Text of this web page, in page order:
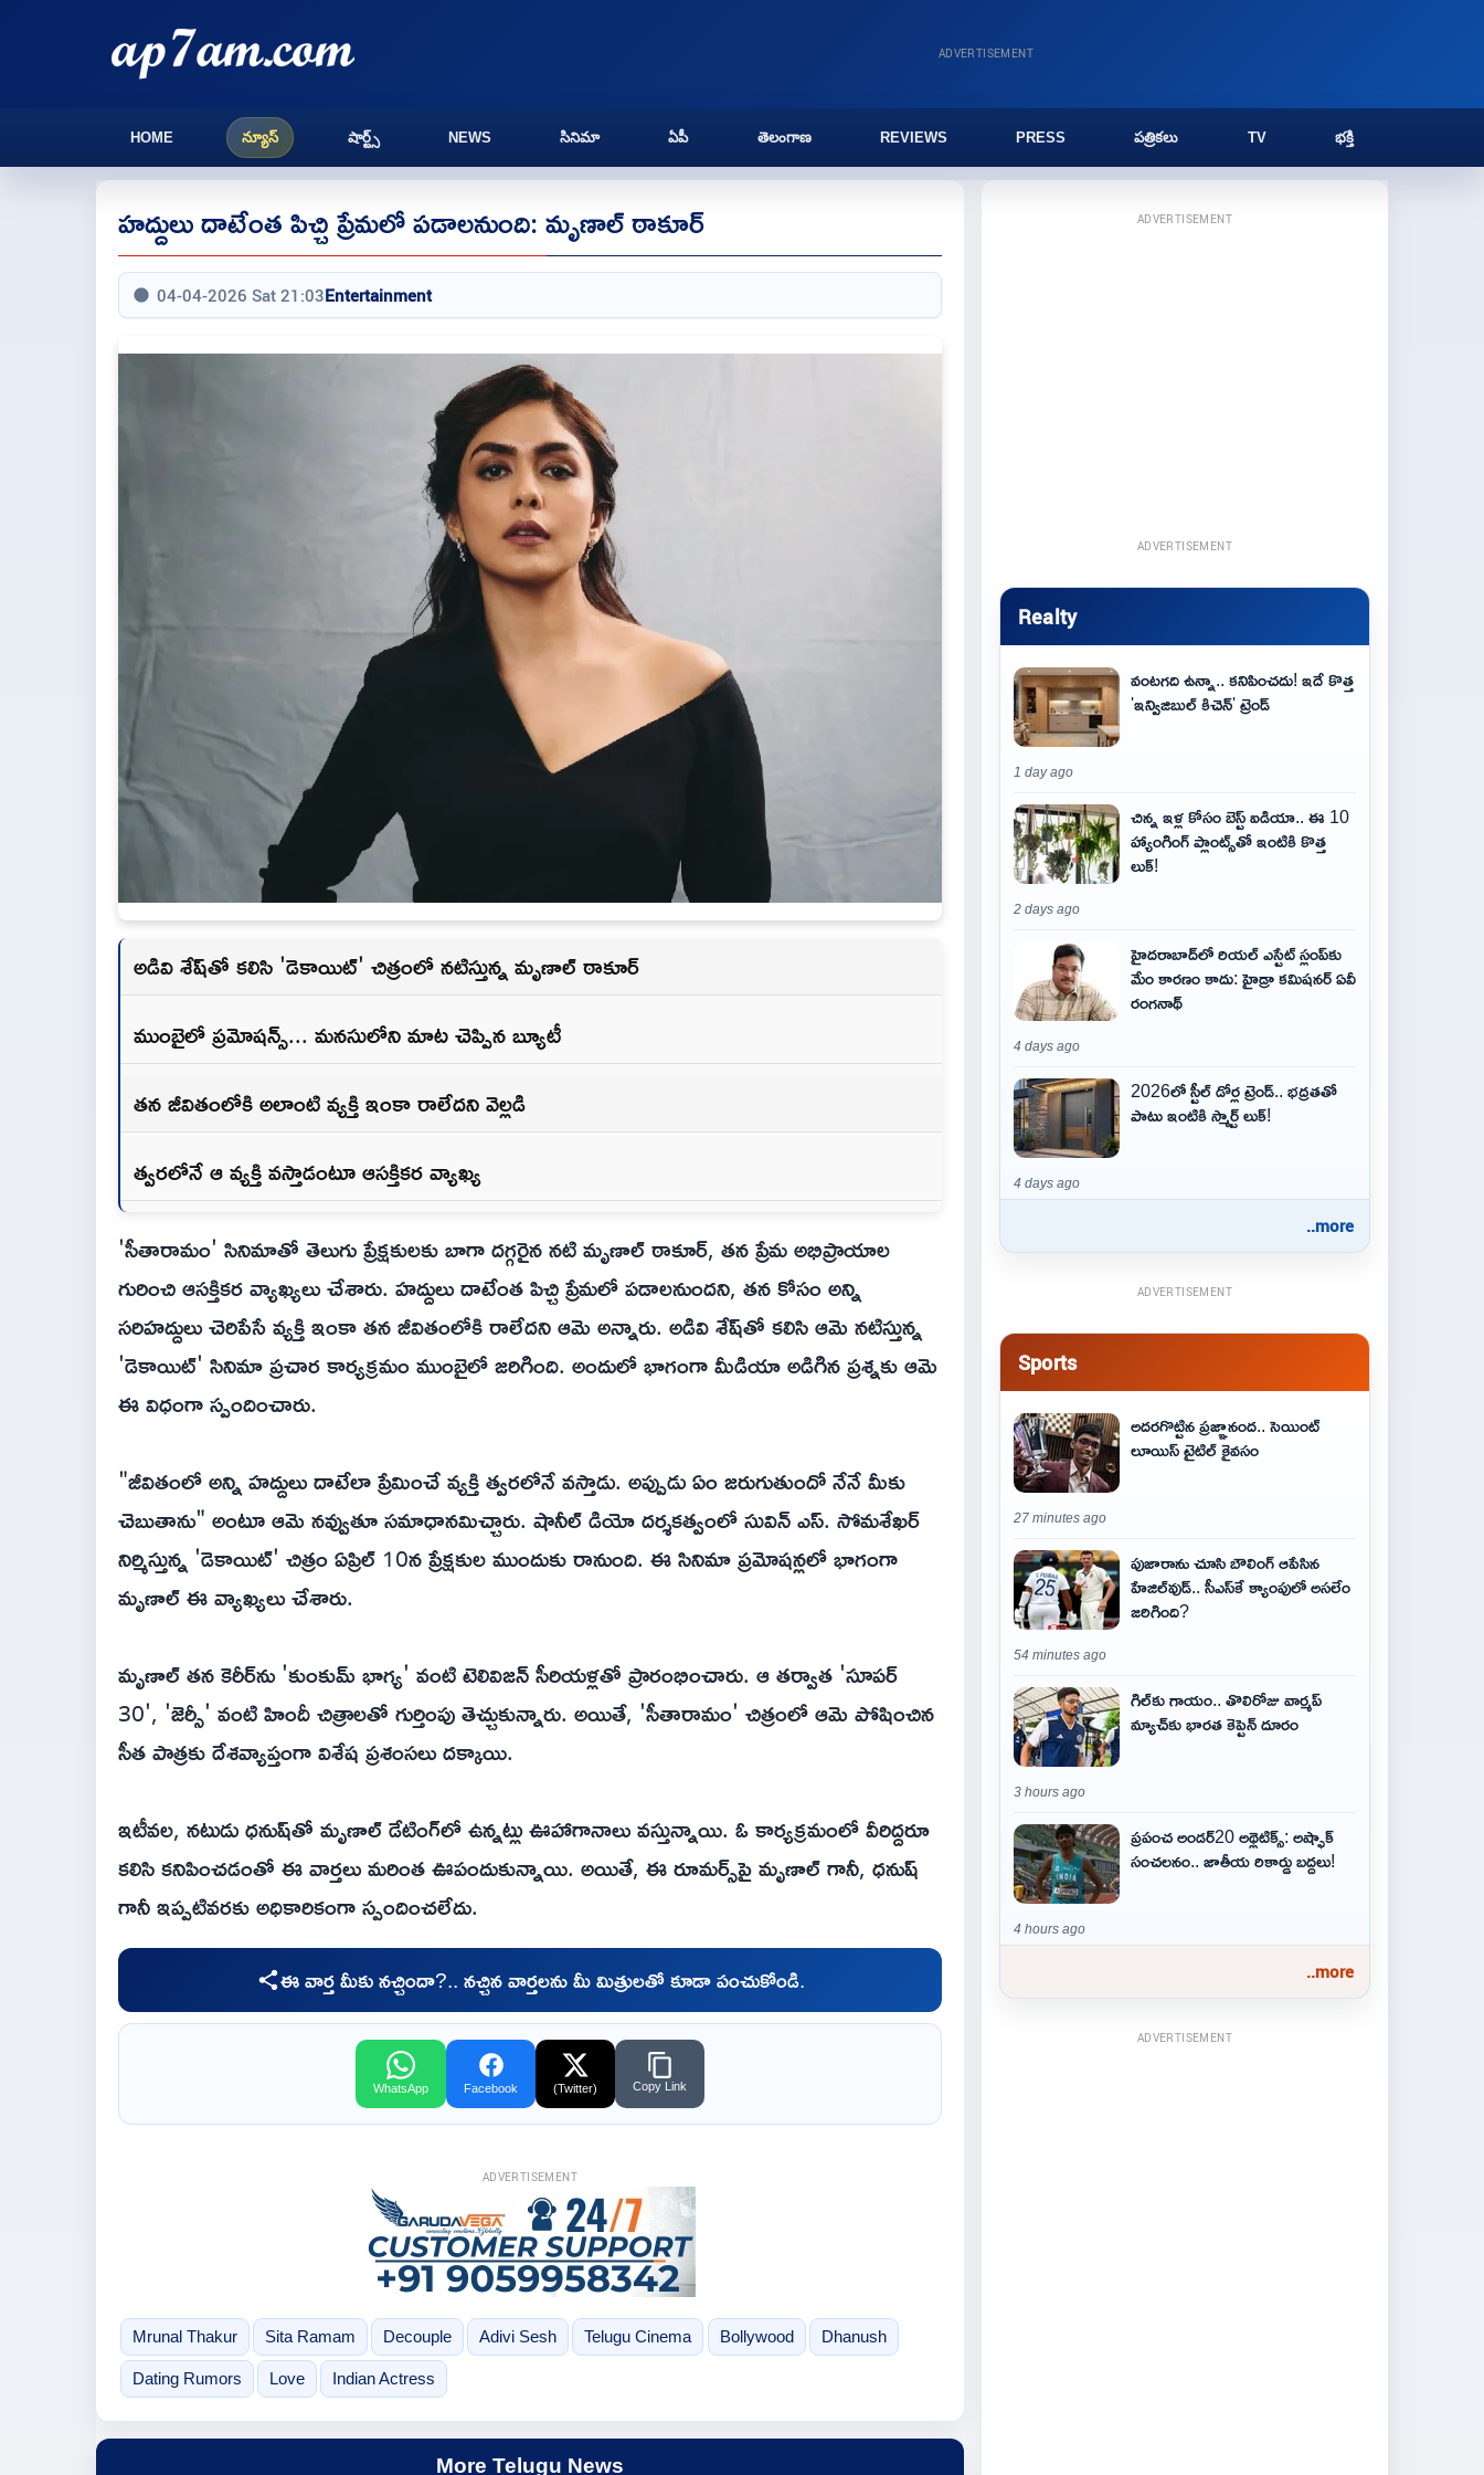
ADVERTISEMENT
HOME న్యూస్ షార్ట్స్ NEWS సినిమా ఏపీ తెలంగాణ REVIEWS PRESS పత్రికలు TV భక్తి
హద్దులు దాటేంత పిచ్చి ప్రేమలో పడాలనుంది: మృణాల్ ఠాకూర్
04-04-2026 Sat 21:03Entertainment
అడివి శేష్‌తో కలిసి 'డెకాయిట్' చిత్రంలో నటిస్తున్న మృణాల్ ఠాకూర్
ముంబైలో ప్రమోషన్స్... మనసులోని మాట చెప్పిన బ్యూటీ
తన జీవితంలోకి అలాంటి వ్యక్తి ఇంకా రాలేదని వెల్లడి
త్వరలోనే ఆ వ్యక్తి వస్తాడంటూ ఆసక్తికర వ్యాఖ్య
'సీతారామం' సినిమాతో తెలుగు ప్రేక్షకులకు బాగా దగ్గరైన నటి మృణాల్ ఠాకూర్, తన ప్రేమ అభిప్రాయాల
గురించి ఆసక్తికర వ్యాఖ్యలు చేశారు. హద్దులు దాటేంత పిచ్చి ప్రేమలో పడాలనుందని, తన కోసం అన్ని
సరిహద్దులు చెరిపేసే వ్యక్తి ఇంకా తన జీవితంలోకి రాలేదని ఆమె అన్నారు. అడివి శేష్‌తో కలిసి ఆమె నటిస్తున్న
'డెకాయిట్' సినిమా ప్రచార కార్యక్రమం ముంబైలో జరిగింది. అందులో భాగంగా మీడియా అడిగిన ప్రశ్నకు ఆమె
ఈ విధంగా స్పందించారు.
"జీవితంలో అన్ని హద్దులు దాటేలా ప్రేమించే వ్యక్తి త్వరలోనే వస్తాడు. అప్పుడు ఏం జరుగుతుందో నేనే మీకు
చెబుతాను" అంటూ ఆమె నవ్వుతూ సమాధానమిచ్చారు. షానీల్ డియో దర్శకత్వంలో సువిన్ ఎస్. సోమశేఖర్
నిర్మిస్తున్న 'డెకాయిట్' చిత్రం ఏప్రిల్ 10న ప్రేక్షకుల ముందుకు రానుంది. ఈ సినిమా ప్రమోషన్లలో భాగంగా
మృణాల్ ఈ వ్యాఖ్యలు చేశారు.
మృణాల్ తన కెరీర్‌ను 'కుంకుమ్ భాగ్య' వంటి టెలివిజన్ సీరియళ్లతో ప్రారంభించారు. ఆ తర్వాత 'సూపర్
30', 'జెర్సీ' వంటి హిందీ చిత్రాలతో గుర్తింపు తెచ్చుకున్నారు. అయితే, 'సీతారామం' చిత్రంలో ఆమె పోషించిన
సీత పాత్రకు దేశవ్యాప్తంగా విశేష ప్రశంసలు దక్కాయి.
ఇటీవల, నటుడు ధనుష్‌తో మృణాల్ డేటింగ్‌లో ఉన్నట్లు ఊహాగానాలు వస్తున్నాయి. ఓ కార్యక్రమంలో వీరిద్దరూ
కలిసి కనిపించడంతో ఈ వార్తలు మరింత ఊపందుకున్నాయి. అయితే, ఈ రూమర్స్‌పై మృణాల్ గానీ, ధనుష్
గానీ ఇప్పటివరకు అధికారికంగా స్పందించలేదు.
ఈ వార్త మీకు నచ్చిందా?.. నచ్చిన వార్తలను మీ మిత్రులతో కూడా పంచుకోండి.
WhatsApp Facebook (Twitter) Copy Link
ADVERTISEMENT
Mrunal Thakur Sita Ramam Decouple Adivi Sesh Telugu Cinema Bollywood Dhanush
Dating Rumors Love Indian Actress
More Telugu News
ADVERTISEMENT
ADVERTISEMENT
Realty
వంటగది ఉన్నా.. కనిపించదు! ఇదే కొత్త
'ఇన్విజిబుల్ కిచెన్' ట్రెండ్
1 day ago
చిన్న ఇళ్ల కోసం బెస్ట్ ఐడియా.. ఈ 10
హ్యాంగింగ్ ప్లాంట్స్‌తో ఇంటికి కొత్త
లుక్!
2 days ago
హైదరాబాద్‌లో రియల్ ఎస్టేట్ స్లంప్‌కు
మేం కారణం కాదు: హైడ్రా కమిషనర్ ఏవీ
రంగనాథ్
4 days ago
2026లో స్టీల్ డోర్ల ట్రెండ్.. భద్రతతో
పాటు ఇంటికి స్మార్ట్ లుక్!
4 days ago
..more
ADVERTISEMENT
Sports
అదరగొట్టిన ప్రజ్ఞానంద.. సెయింట్‌
లూయిస్ టైటిల్‌ కైవసం
27 minutes ago
పుజారాను చూసి బౌలింగ్ ఆపేసిన
హేజిల్‌వుడ్.. సీఎస్‌కే క్యాంపులో అసలేం
జరిగింది?
54 minutes ago
గిల్‌కు గాయం.. తొలిరోజు వార్మప్‌
మ్యాచ్‌కు భారత కెప్టెన్‌ దూరం
3 hours ago
ప్రపంచ అండర్20 అథ్లెటిక్స్: అష్ఫాక్
సంచలనం.. జాతీయ రికార్డు బద్దలు!
4 hours ago
..more
ADVERTISEMENT